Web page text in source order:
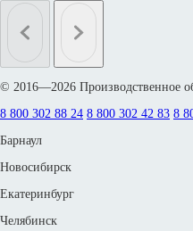
© 2016—2026 Производственное
8 800 302 88 24 8 800 302 42 83 8
Барнаул
Новосибирск
Екатеринбург
Челябинск